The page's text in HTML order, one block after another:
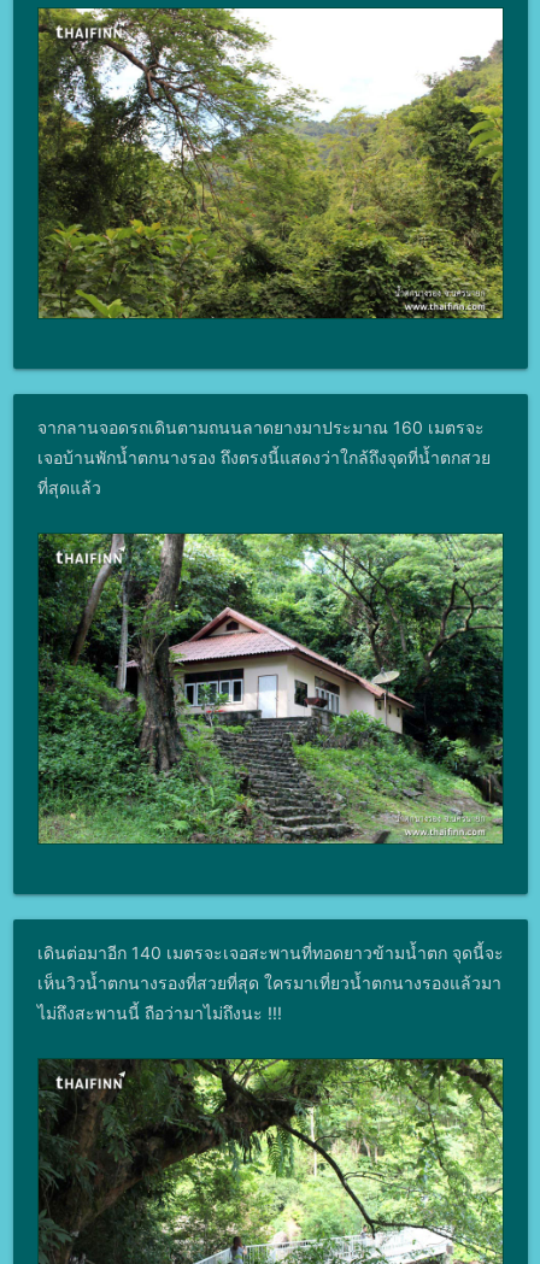
จากลานจอดรถเดินตามถนนลาดยางมาประมาณ 160 เมตรจะ
เจอบ้านพักน้ำตกนางรอง ถึงตรงนี้แสดงว่าใกล้ถึงจุดที่น้ำตกสวย
ที่สุดแล้ว
เดินต่อมาอีก 140 เมตรจะเจอสะพานที่ทอดยาวข้ามน้ำตก จุดนี้จะ
เห็นวิวน้ำตกนางรองที่สวยที่สุด ใครมาเที่ยวน้ำตกนางรองแล้วมา
ไม่ถึงสะพานนี้ ถือว่ามาไม่ถึงนะ !!!